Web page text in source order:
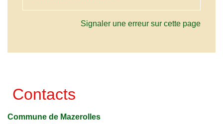
Signaler une erreur sur cette page
Contacts
Commune de Mazerolles